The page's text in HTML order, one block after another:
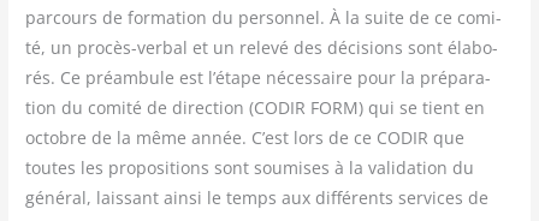
par­cours de for­ma­tion du per­son­nel. À la suite de ce comi­
té, un pro­cès-ver­bal et un rele­vé des déci­sions sont éla­bo­
rés. Ce pré­am­bule est l’étape néces­saire pour la pré­pa­ra­
tion du comi­té de direc­tion (CODIR FORM) qui se tient en
octobre de la même année. C’est lors de ce CODIR que
toutes les pro­po­si­tions sont sou­mises à la vali­da­tion du
géné­ral, lais­sant ain­si le temps aux dif­fé­rents ser­vices de